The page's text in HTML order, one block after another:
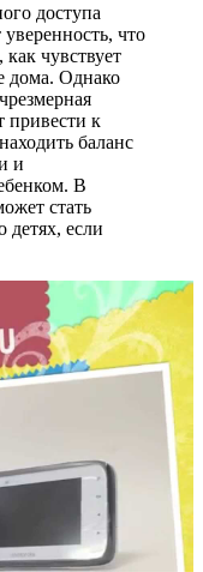
доступа
что
чувствует
дома. Однако
привести к
баланс
и
В
стать
если